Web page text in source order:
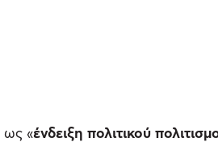
ως «ένδειξη πολιτικού